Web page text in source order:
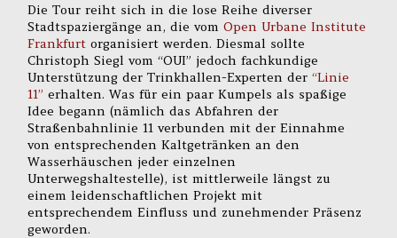
Die Tour reiht sich in die lose Reihe diverser
Stadtspaziergänge an, die vomOpen Urbane Institute
Frankfurt organisiert werden. Diesmal sollte
Christoph Siegl vom “OUI” jedoch fachkundige
Unterstützung der Trinkhallen-Experten der“Linie
11” erhalten. Was für ein paar Kumpels als spaßige
Idee begann (nämlich das Abfahren der
Straßenbahnlinie 11 verbunden mit der Einnahme
von entsprechenden Kaltgetränken an den
Wasserhäuschen jeder einzelnen
Unterwegshaltestelle), ist mittlerweile längst zu
einem leidenschaftlichen Projekt mit
entsprechendem Einfluss und zunehmender Präsenz
geworden.